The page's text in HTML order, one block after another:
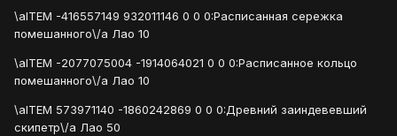
\aITEM -416557149 932011146 0 0 0:Расписанная сережка
помешанного\/a Лао 10
\aITEM -2077075004 -1914064021 0 0 0:Расписанное кольцо
помешанного\/a Лао 10
\aITEM 573971140 -1860242869 0 0 0:Древний заиндевевший
скипетр\/a Лао 50